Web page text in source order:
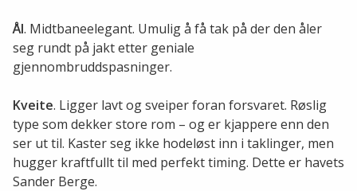
Ål. Midtbaneelegant. Umulig å få tak på der den åler
seg rundt på jakt etter geniale
gjennombruddspasninger.
Kveite. Ligger lavt og sveiper foran forsvaret. Røslig
type som dekker store rom – og er kjappere enn den
ser ut til. Kaster seg ikke hodeløst inn i taklinger, men
hugger kraftfullt til med perfekt timing. Dette er havets
Sander Berge.